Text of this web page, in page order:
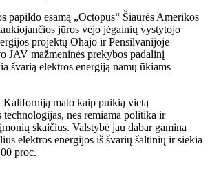
papildo esamą „Octopus“ Šiaurės Amerikos
jūros vėjo jėgainių vystytojo
projektų Ohajo ir Pensilvanijoje
JAV mažmeninės prekybos padalinį
švarią elektros energiją namų ūkiams
Kaliforniją mato kaip puikią vietą
technologijas, nes remiama politika ir
skaičius. Valstybė jau dabar gamina
elektros energijos iš švarių šaltinių ir siekia
proc.